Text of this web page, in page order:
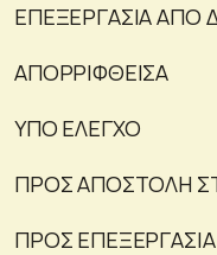
ΕΠΕΞΕΡΓΑΣΙΑ ΑΠΟ
ΑΠΟΡΡΙΦΘΕΙΣΑ
ΥΠΟ ΕΛΕΓΧΟ
ΠΡΟΣ ΑΠΟΣΤΟΛΗ
ΠΡΟΣ